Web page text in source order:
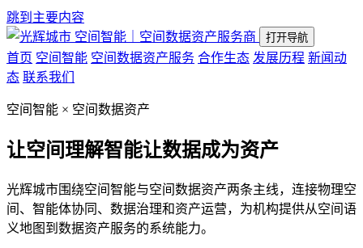
跳到主要内容
空间智能｜空间数据资产服务商
打开导航
首页 空间智能 空间数据资产服务 合作生态 发展历程 新闻动
态 联系我们
空间智能 × 空间数据资产
让空间理解智能让数据成为资产
光辉城市围绕空间智能与空间数据资产两条主线，连接物理空
间、智能体协同、数据治理和资产运营，为机构提供从空间语
义地图到数据资产服务的系统能力。